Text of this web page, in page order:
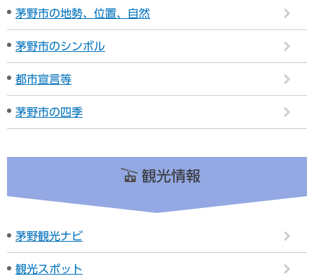
茅野市の地勢、位置、自然
茅野市のシンボル
都市宣言等
茅野市の四季
観光情報
茅野観光ナビ
観光スポット